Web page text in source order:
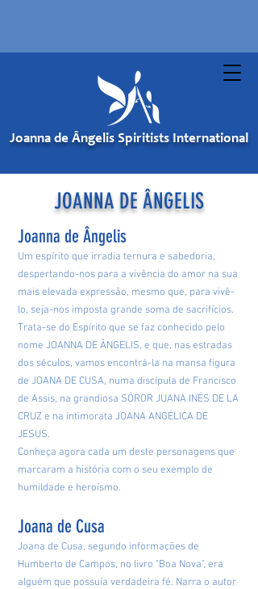
Joanna de Ângelis Spiritists International
JOANNA DE ÂNGELIS
Joanna de Ângelis
Um espírito que irradia ternura e sabedoria,
despertando-nos para a vivência do amor na sua
mais elevada expressão, mesmo que, para vivê-
lo, seja-nos imposta grande soma de sacrifícios.
Trata-se do Espírito que se faz conhecido pelo
nome JOANNA DE ÂNGELIS, e que, nas estradas
dos séculos, vamos encontrá-la na mansa figura
de JOANA DE CUSA, numa discípula de Francisco
de Assis, na grandiosa SÓROR JUANA INÉS DE LA
CRUZ e na intimorata JOANA ANGÉLICA DE
JESUS.
Conheça agora cada um deste personagens que
marcaram a história com o seu exemplo de
humildade e heroísmo.
Joana de Cusa
Joana de Cusa, segundo informações de
Humberto de Campos, no livro "Boa Nova", era
alguém que possuía verdadeira fé. Narra o autor